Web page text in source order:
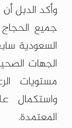
وأكد الدبل
جميع
السعودية
الجهات
مستويات
واستكمال
المعتمدة.